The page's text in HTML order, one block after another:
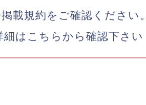
載規約をご確認くださ
はこちらから確認下さい